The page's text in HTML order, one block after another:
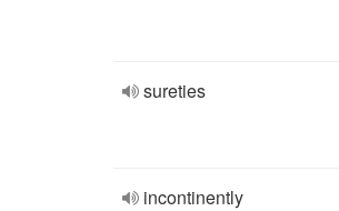
sureties
incontinently